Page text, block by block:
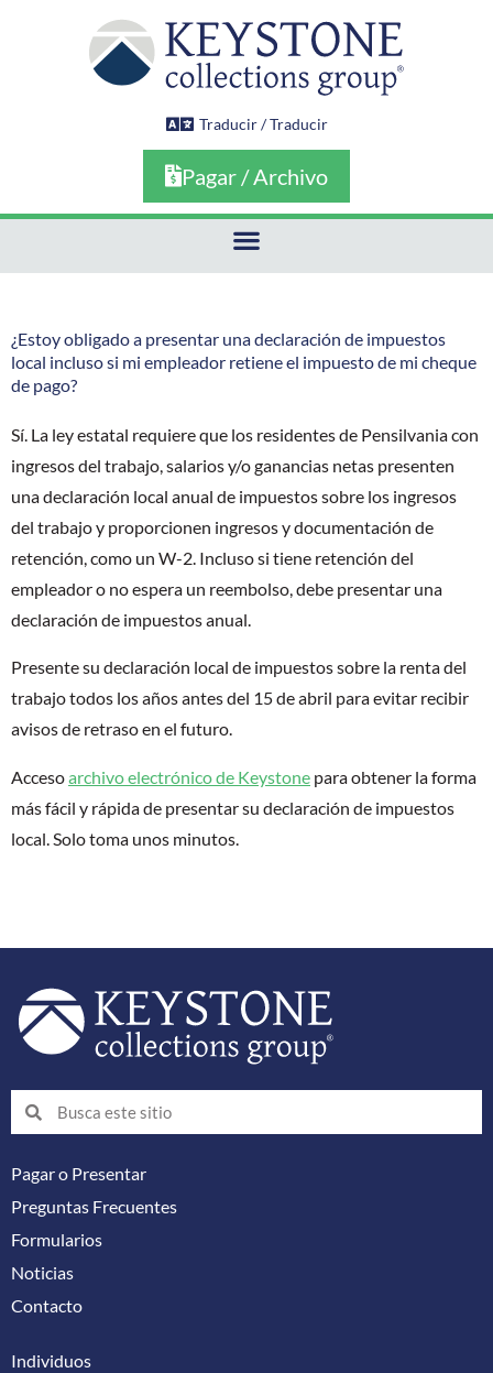
Traducir / Traducir
Pagar / Archivo
¿Estoy obligado a presentar una declaración de impuestos
local incluso si mi empleador retiene el impuesto de mi cheque
de pago?
Sí. La ley estatal requiere que los residentes de Pensilvania con
ingresos del trabajo, salarios y/o ganancias netas presenten
una declaración local anual de impuestos sobre los ingresos
del trabajo y proporcionen ingresos y documentación de
retención, como un W-2. Incluso si tiene retención del
empleador o no espera un reembolso, debe presentar una
declaración de impuestos anual.
Presente su declaración local de impuestos sobre la renta del
trabajo todos los años antes del 15 de abril para evitar recibir
avisos de retraso en el futuro.
Accesoarchivo electrónico de Keystone para obtener la forma
más fácil y rápida de presentar su declaración de impuestos
local. Solo toma unos minutos.
BuscarBuscar
Pagar o Presentar
Preguntas Frecuentes
Formularios
Noticias
Contacto
Individuos